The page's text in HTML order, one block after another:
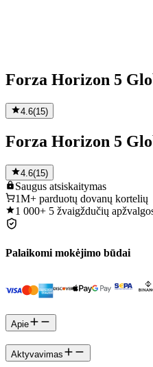
Forza Horizon 5
4.6(15)
Forza Horizon 5
4.6(15)
Saugus atsiskaitymas
1M+ parduotų dovanų kortelių
1 000+ 5 žvaigždučių
Palaikomi mokėjimo būdai
Apie
Aktyvavimas